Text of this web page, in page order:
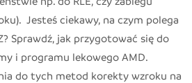
Jesteś ciekawy, na czym polega
Sprawdź, jak przygotować się do
i programu lekowego AMD.
do tych metod korekty wzroku na